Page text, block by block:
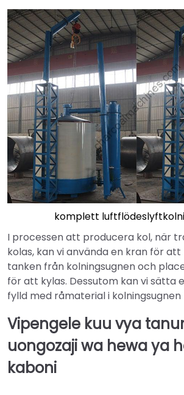
komplett
I processen att producera kol, när
kolas, kan vi använda en kran för
tanken från kolningsugnen och
för att kylas. Dessutom kan vi sätta
fylld med råmaterial i
Vipengele kuu vya
uongozaji wa hewa ya
kaboni